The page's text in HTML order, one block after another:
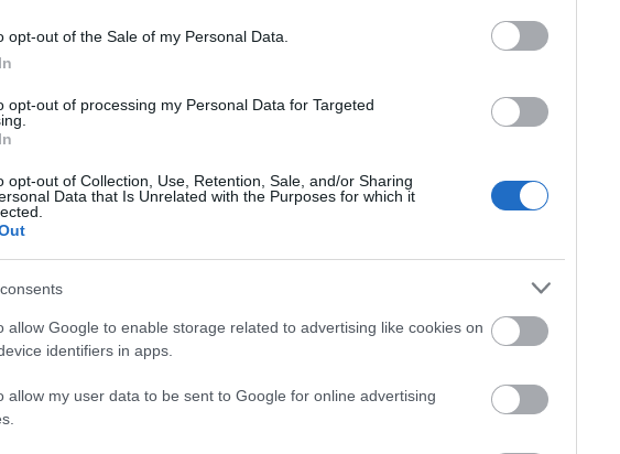
opt-out of the Sale of my Personal Data.
opt-out of processing my Personal Data for Targeted
opt-out of Collection, Use, Retention, Sale, and/or Sharing
Data that Is Unrelated with the Purposes for which it
allow Google to enable storage related to advertising like cookies on
identifiers in apps.
allow my user data to be sent to Google for online advertising
Πινακάκι
Συνδεσμολογίας
45x70 mm
Διαθέσιμο
i
Πινακάκι
Συνδεσμολογίας
Κινητήρων 58x94 mm